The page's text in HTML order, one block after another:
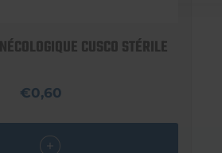
CUSCO STÉRILE
€0,60